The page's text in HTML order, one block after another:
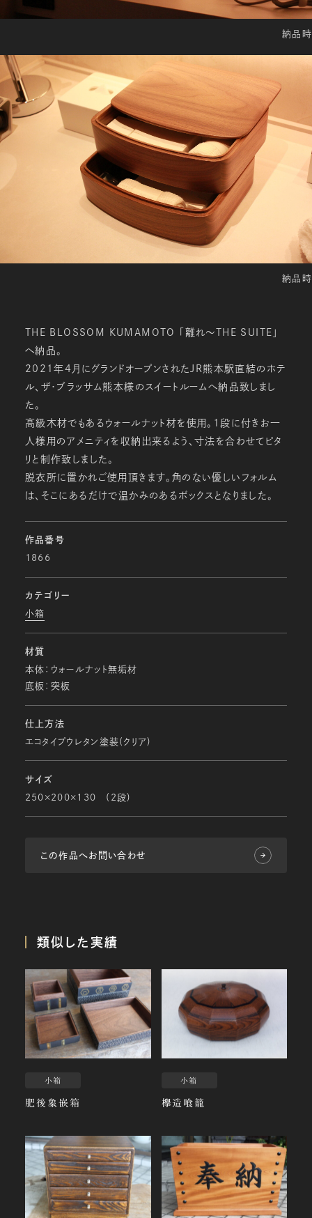
納品時
納品時
THE BLOSSOM KUMAMOTO 「離れ～THE SUITE」
へ納品。
2021年4月にグランドオープンされたJR熊本駅直結のホテ
ル、ザ・ブラッサム熊本様のスイートルームへ納品致しまし
た。
高級木材でもあるウォールナット材を使用。1段に付きお一
人様用のアメニティを収納出来るよう、寸法を合わせてピタ
リと制作致しました。
脱衣所に置かれご使用頂きます。角のない優しいフォルム
は、そこにあるだけで温かみのあるボックスとなりました。
作品番号
1866
カテゴリー
小箱
材質
本体：ウォールナット無垢材
底板：突板
仕上方法
エコタイプウレタン塗装(クリア)
サイズ
250×200×130 (2段)
この作品へお問い合わせ
類似した実績
小箱
肥後象嵌箱
小箱
欅造喰籠